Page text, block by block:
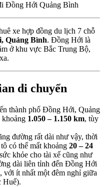
Đồng Hới Quảng Bình
xe hợp đồng du lịch 7 chỗ
Quảng Bình. Đồng Hới là
ở khu vực Bắc Trung Bộ,
di chuyển
thành phố Đồng Hới, Quảng
1.050 – 1.150 km, tùy
đường rất dài như vậy, thời
có thể mất khoảng 20 – 24
khỏe cho tài xế cũng như
dài liên tỉnh đến Đồng Hới
, với ít nhất một đêm nghỉ giữa
Huế).